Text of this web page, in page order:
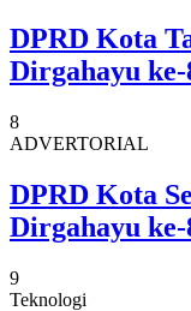
DPRD Kota
Dirgahayu
8
ADVERTORIAL
DPRD Kota
Dirgahayu
9
Teknologi